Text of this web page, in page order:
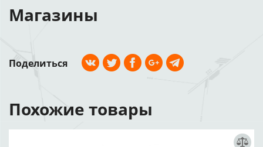
Магазины
Поделиться
Похожие товары